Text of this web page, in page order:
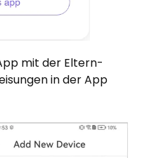
mit der Eltern-
in der App